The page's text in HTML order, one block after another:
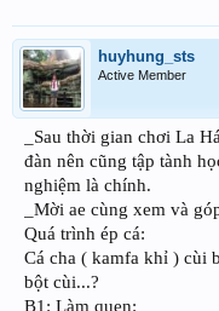
huyhung_sts
Active Member
_Sau thời gian chơi La
đàn nên cũng tập tành
nghiệm là chính.
_Mời ae cùng xem và
Quá trình ép cá:
Cá cha ( kamfa khỉ ) cùi
bột cùi...?
B1: Làm quen: